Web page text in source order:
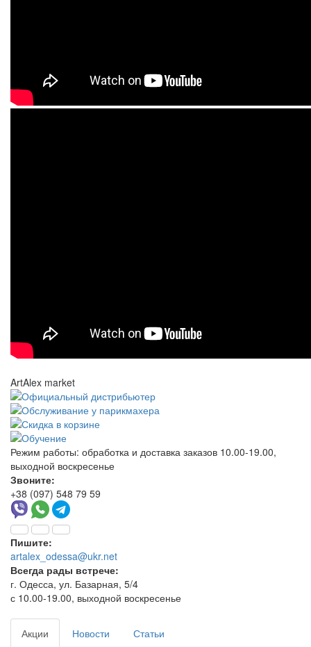
ArtAlex market
Режим работы: обработка и доставка заказов 10.00-19.00,
выходной воскресенье
Звоните:
+38 (097) 548 79 59
Пишите:
artalex_odessa@ukr.net
Всегда рады встрече:
г. Одесса, ул. Базарная, 5/4
с 10.00-19.00, выходной воскресенье
Акции Новости
Статьи